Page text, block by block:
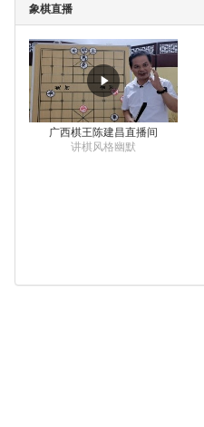
象棋直播
广西棋王陈建昌直播间
讲棋风格幽默